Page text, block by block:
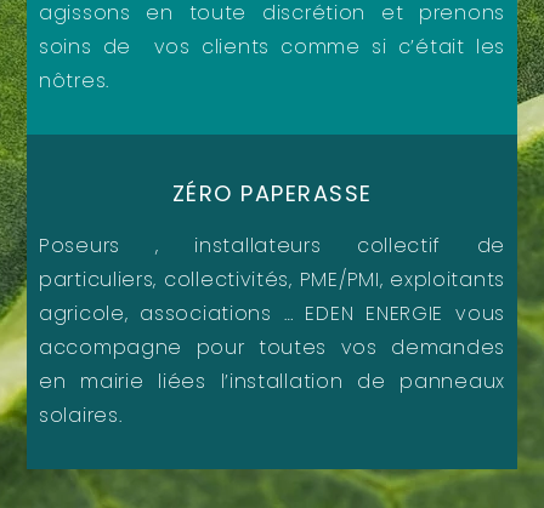
agissons en toute discrétion et prenons
soins de vos clients comme si c’était les
nôtres.
ZÉRO PAPERASSE
Poseurs , installateurs collectif de
particuliers, collectivités, PME/PMI, exploitants
agricole, associations … EDEN ENERGIE vous
accompagne pour toutes vos demandes
en mairie liées l’installation de panneaux
solaires.